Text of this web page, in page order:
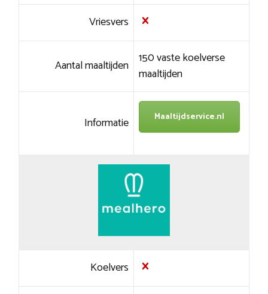
Vriesvers
Aantal maaltijden 150 vaste koelverse
maaltijden
Informatie Maaltijdservice.nl
Koelvers